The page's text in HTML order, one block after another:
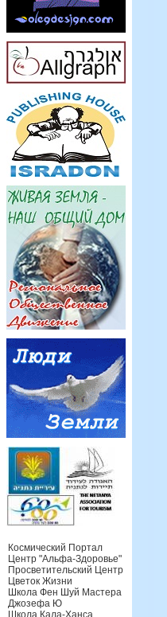
Космический Портал
Центр "Альфа-Здоровье"
Просветительский Центр
Цветок Жизни
Школа Фен Шуй Мастера
Джозефа Ю
Школа Кала-Ханса